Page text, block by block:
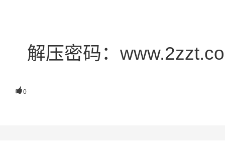
解压密码：
0